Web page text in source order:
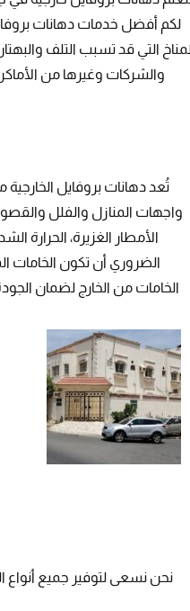
لكم أفضل خدمات دهانات
التي قد تسبب التلف
والشركات وغيرها من
تُعد دهانات بروفايل
واجهات المنازل والفلل
الأمطار الغزيرة، الحرارة
الضروري أن تكون الخامات
الخامات من الخارج لضمان
نحن نسعى لتوفير جميع أنواع